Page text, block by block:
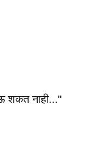
शकत नाही..."